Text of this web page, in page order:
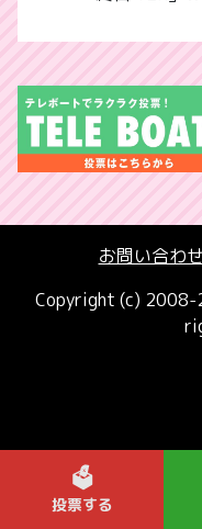
お問い合わせ
Copyright (c) 2008-
🗳️
投票する